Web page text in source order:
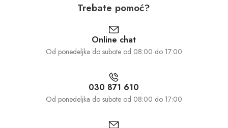
Trebate pomoć?
Online chat
Od ponedeljka do subote od 08:00 do 17:00
030 871 610
Od ponedeljka do subote od 08:00 do 17:00